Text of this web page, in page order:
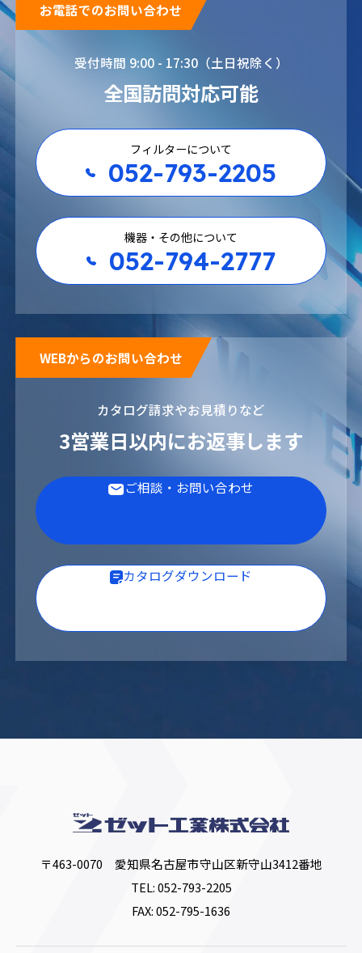
お電話でのお問い合わせ
受付時間 9:00 - 17:30（土日祝除く）
全国訪問対応可能
フィルターについて
052-793-2205
機器・その他について
052-794-2777
WEBからのお問い合わせ
カタログ請求やお見積りなど
3営業日以内にお返事します
ご相談・お問い合わせ
カタログダウンロード
〒463-0070 愛知県名古屋市守山区新守山3412番地
TEL:052-793-2205
FAX: 052-795-1636